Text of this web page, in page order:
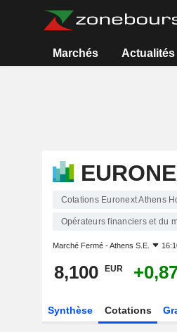
Marchés Actualités
Cotations Euronext Athens
Opérateurs financiers et du
Marché Fermé -Athens S.E.
8,100 EUR
Synthèse Cotations